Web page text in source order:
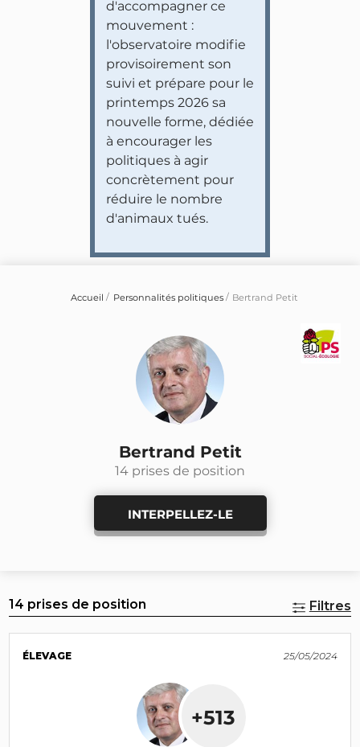
d'accompagner ce
mouvement :
l'observatoire modifie
provisoirement son
suivi et prépare pour le
printemps 2026 sa
nouvelle forme, dédiée
à encourager les
politiques à agir
concrètement pour
réduire le nombre
d'animaux tués.
Accueil Personnalités politiques Bertrand Petit
Bertrand Petit
14 prises de position
INTERPELLEZ-LE
14 prises de position Filtres
ÉLEVAGE 25/05/2024
+513